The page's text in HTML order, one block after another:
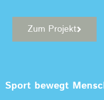
Zum Projekt
Sport bewegt